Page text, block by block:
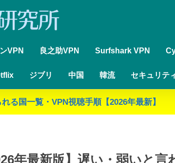
VPN 良之助VPN Surfshark VPN
ジブリ 中国 韓流 セキュリテ
る国一覧・VPN視聴手順【2026年最新】
年最新版】遅い・弱いと言